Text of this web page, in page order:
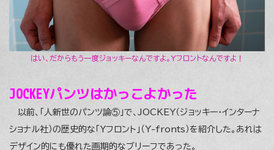
はい、だからもう一度ジョッキーなんですよ。Yフロントなんですよ！
JOCKEYパンツはかっこよかった
以前、「人新世のパンツ論⑤」で、JOCKEY（ジョッキー・インターナ
ショナル社）の歴史的な「Yフロント」（Y-fronts）を紹介した。あれは
デザイン的にも優れた画期的なブリーフであった。